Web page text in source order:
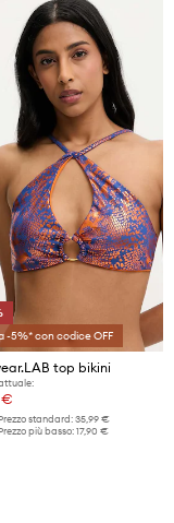
-5%* con codice OFF
top bikini
€
Prezzo standard: 35,99 €
Prezzo più basso: 17,90 €